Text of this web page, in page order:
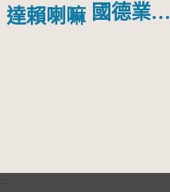
達賴喇嘛 國德業並